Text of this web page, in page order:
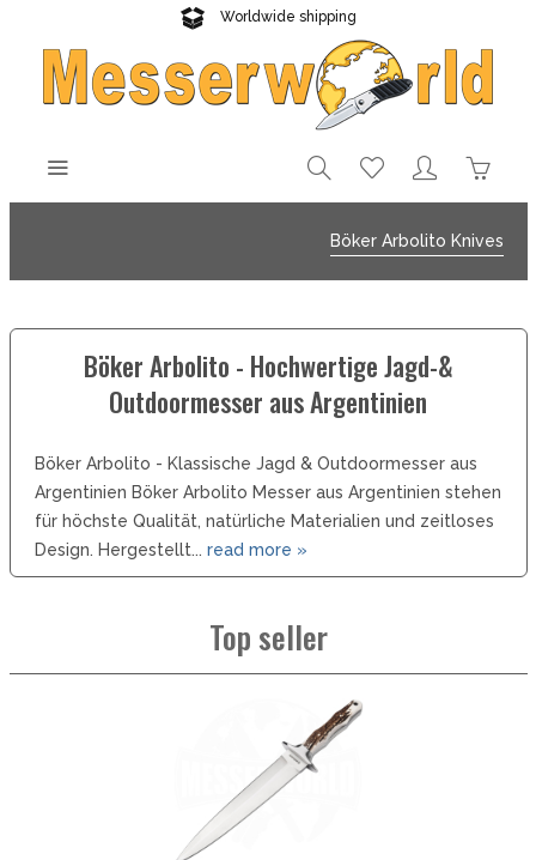
Worldwide shipping
Reliable delivery
Böker Arbolito Knives
Böker Arbolito - Hochwertige Jagd-&
Outdoormesser aus Argentinien
Böker Arbolito - Klassische Jagd & Outdoormesser aus
Argentinien Böker Arbolito Messer aus Argentinien stehen
für höchste Qualität, natürliche Materialien und zeitloses
Design. Hergestellt... read more »
Top seller